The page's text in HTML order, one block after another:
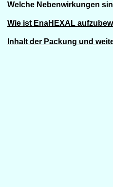
Welche Nebenwirkungen
Wie ist EnaHEXAL
Inhalt der Packung und